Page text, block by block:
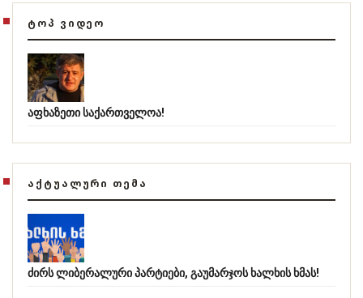
ᲢᲝᲞ ᲕᲘᲓᲔᲝ
აფხაზეთი საქართველოა!
ᲐᲥᲢᲣᲐᲚᲣᲠᲘ ᲗᲔᲛᲐ
ძირს ლიბერალური პარტიები, გაუმარჯოს ხალხის ხმას!